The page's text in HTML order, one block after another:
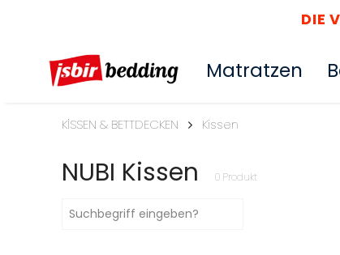
DIE
Matratzen
KİSSEN & BETTDECKEN Kissen
NUBI Kissen 0 Produkt